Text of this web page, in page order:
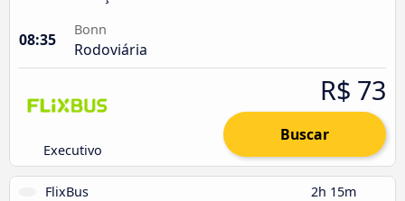
08:35
Bonn
Rodoviária
Executivo
R$ 73
Buscar
FlixBus 2h 15m